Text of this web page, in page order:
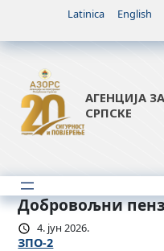
Latinica English
АГЕНЦИЈА
СРПСКЕ
Добровољни
4. јун 2026.
ЗПО-2